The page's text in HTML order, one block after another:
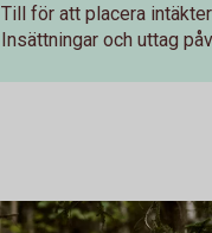
Till för att placera
Insättningar och uttag